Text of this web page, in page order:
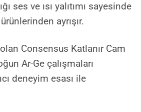
ses ve ısı yalıtımı sayesinde
ayrışır.
Consensus Katlanır Cam
Ar-Ge çalışmaları
deneyim esası ile